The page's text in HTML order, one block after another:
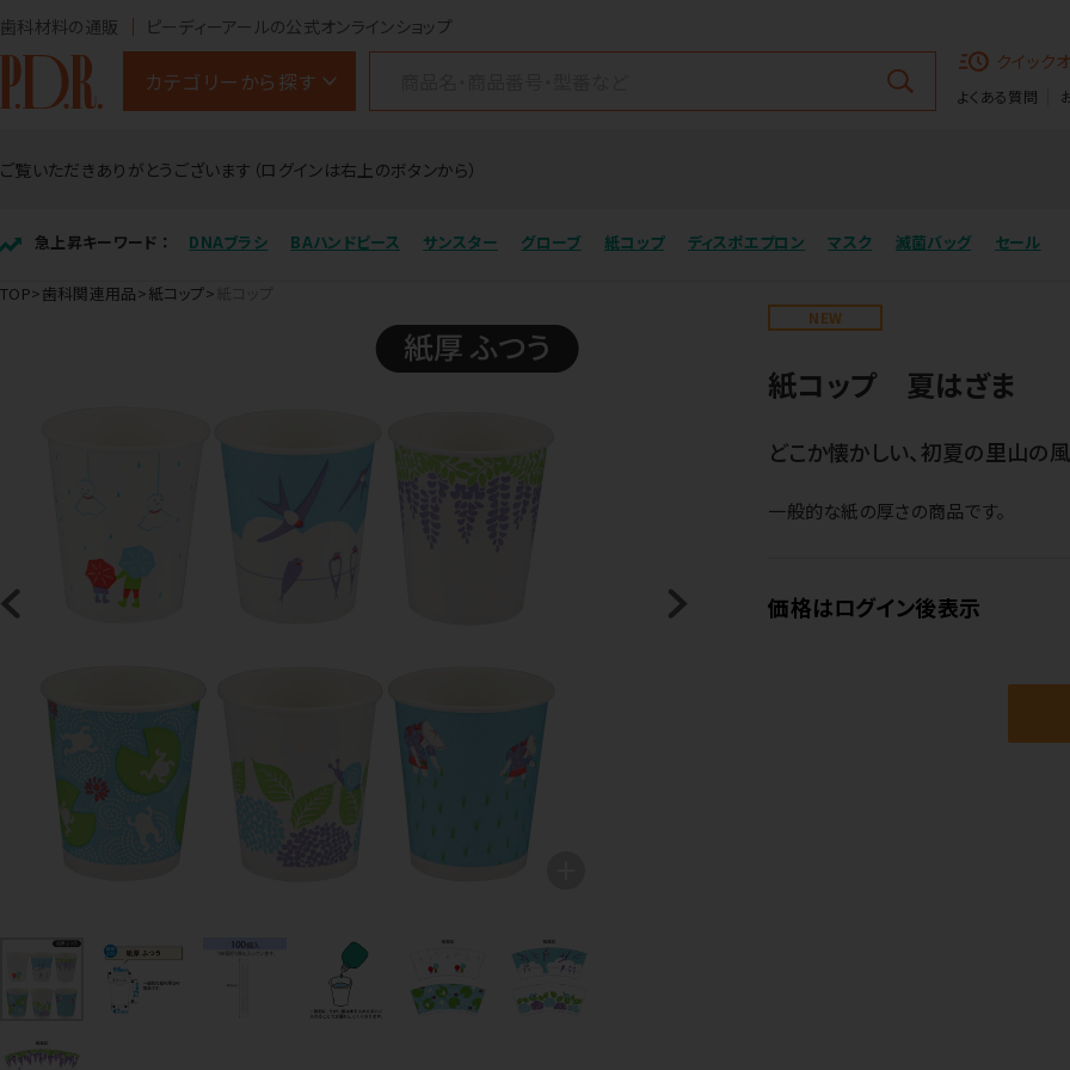
歯科材料の通販 ピーディーアールの公式オンラインショップ
カテゴリーから探す
クイック
よくある質問
ご覧いただきありがとうございます（ログインは右上のボタンから）
急上昇キーワード ： DNAブラシ BAハンドピース サンスター グローブ 紙コップ ディスポエプロン マスク 滅菌バッグ セール
TOP 歯科関連用品 紙コップ
NEW
紙コップ 夏はざま
どこか懐かしい、初夏の里山の風
一般的な紙の厚さの商品です。
価格はログイン後表示